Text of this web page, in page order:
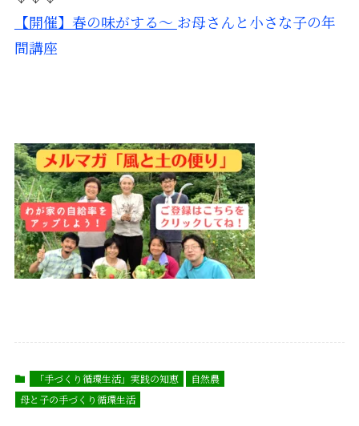
【開催】春の味がする〜 お母さんと小さな子の年
間講座
「手づくり循環生活」実践の知恵
自然農
母と子の手づくり循環生活